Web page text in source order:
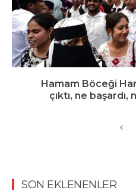
Hamam Böceği
çıktı, ne
SON EKLENENLER